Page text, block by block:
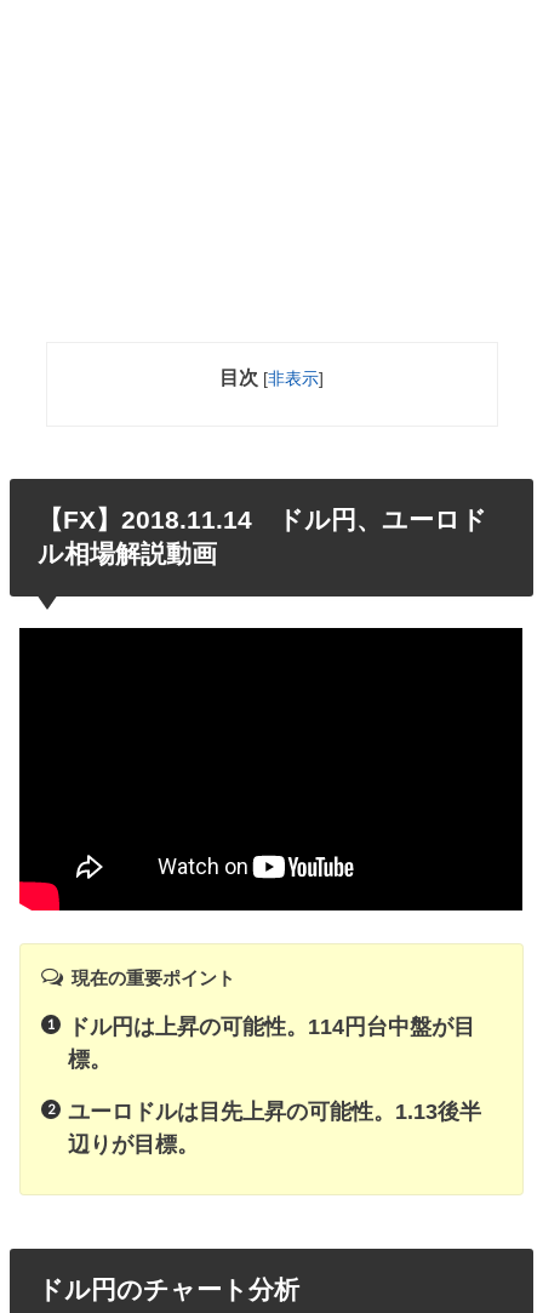
目次 [非表示]
【FX】2018.11.14 ドル円、ユーロド
ル相場解説動画
現在の重要ポイント
ドル円は上昇の可能性。114円台中盤が目
標。
ユーロドルは目先上昇の可能性。1.13後半
辺りが目標。
ドル円のチャート分析